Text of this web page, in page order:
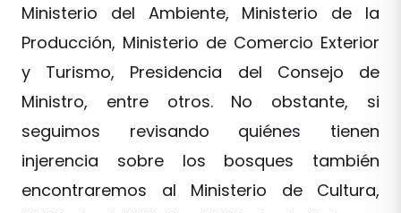
Ministerio del Ambiente, Ministerio de la
Producción, Ministerio de Comercio Exterior
y Turismo, Presidencia del Consejo de
Ministro, entre otros. No obstante, si
seguimos revisando quiénes tienen
injerencia sobre los bosques también
encontraremos al Ministerio de Cultura,